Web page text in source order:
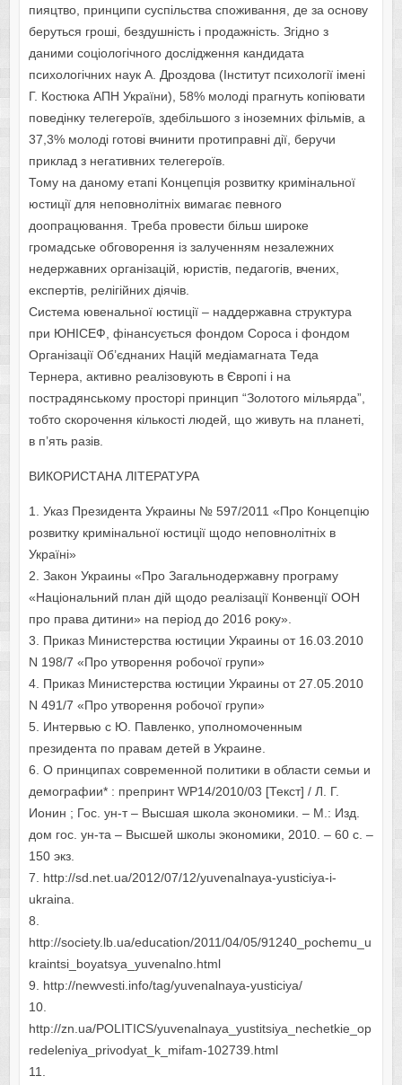
пияцтво, принципи суспільства споживання, де за основу
беруться гроші, бездушність і продажність. Згідно з
даними соціологічного дослідження кандидата
психологічних наук А. Дроздова (Інститут психології імені
Г. Костюка АПН України), 58% молоді прагнуть копіювати
поведінку телегероїв, здебільшого з іноземних фільмів, а
37,3% молоді готові вчинити протиправні дії, беручи
приклад з негативних телегероїв.
Тому на даному етапі Концепція розвитку кримінальної
юстиції для неповнолітніх вимагає певного
доопрацювання. Треба провести більш широке
громадське обговорення із залученням незалежних
недержавних організацій, юристів, педагогів, вчених,
експертів, релігійних діячів.
Система ювенальної юстиції – наддержавна структура
при ЮНІСЕФ, фінансується фондом Сороса і фондом
Організації Об’єднаних Націй медіамагната Теда
Тернера, активно реалізовують в Європі і на
пострадянському просторі принцип “Золотого мільярда”,
тобто скорочення кількості людей, що живуть на планеті,
в п’ять разів.
ВИКОРИСТАНА ЛІТЕРАТУРА
1. Указ Президента Украины № 597/2011 «Про Концепцію
розвитку кримінальної юстиції щодо неповнолітніх в
Україні»
2. Закон Украины «Про Загальнодержавну програму
«Національний план дій щодо реалізації Конвенції ООН
про права дитини» на період до 2016 року».
3. Приказ Министерства юстиции Украины от 16.03.2010
N 198/7 «Про утворення робочої групи»
4. Приказ Министерства юстиции Украины от 27.05.2010
N 491/7 «Про утворення робочої групи»
5. Интервью с Ю. Павленко, уполномоченным
президента по правам детей в Украине.
6. О принципах современной политики в области семьи и
демографии* : препринт WP14/2010/03 [Текст] / Л. Г.
Ионин ; Гос. ун-т – Высшая школа экономики. – М.: Изд.
дом гос. ун-та – Высшей школы экономики, 2010. – 60 с. –
150 экз.
7. http://sd.net.ua/2012/07/12/yuvenalnaya-yusticiya-i-
ukraina.
8.
http://society.lb.ua/education/2011/04/05/91240_pochemu_u
kraintsi_boyatsya_yuvenalno.html
9. http://newvesti.info/tag/yuvenalnaya-yusticiya/
10.
http://zn.ua/POLITICS/yuvenalnaya_yustitsiya_nechetkie_op
redeleniya_privodyat_k_mifam-102739.html
11.